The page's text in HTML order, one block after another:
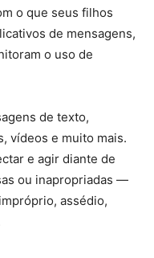
o que seus filhos
de mensagens,
o uso de
de texto,
vídeos e muito mais.
e agir diante de
ou inapropriadas —
assédio,